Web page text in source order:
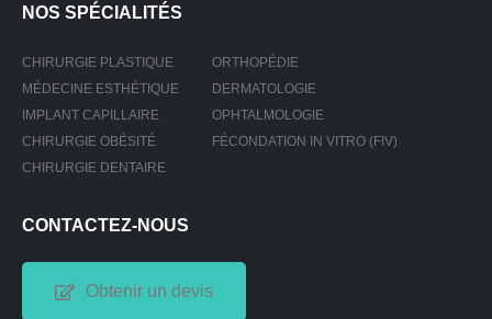
NOS SPÉCIALITÉS
CHIRURGIE PLASTIQUE
MÉDECINE ESTHÉTIQUE
IMPLANT CAPILLAIRE
CHIRURGIE OBÉSITÉ
CHIRURGIE DENTAIRE
ORTHOPÉDIE
DERMATOLOGIE
OPHTALMOLOGIE
FÉCONDATION IN VITRO (FIV)
CONTACTEZ-NOUS
Obtenir un devis